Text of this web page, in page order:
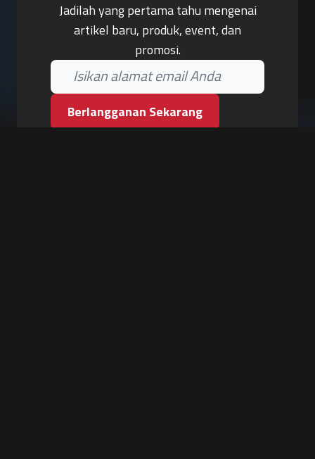
Jadilah yang pertama tahu mengenai
artikel baru, produk, event, dan
promosi.
Berlangganan Sekarang